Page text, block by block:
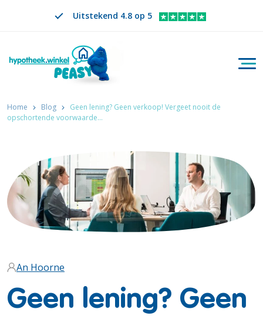
Uitstekend 4.8 op 5
Zoeken
VERANDER TAAL. GESELECTEERDE TAAL IS
NL
Home Blog
Geen lening? Geen verkoop! Vergeet nooit de
opschortende voorwaarde…
An Hoorne
Geen lening? Geen